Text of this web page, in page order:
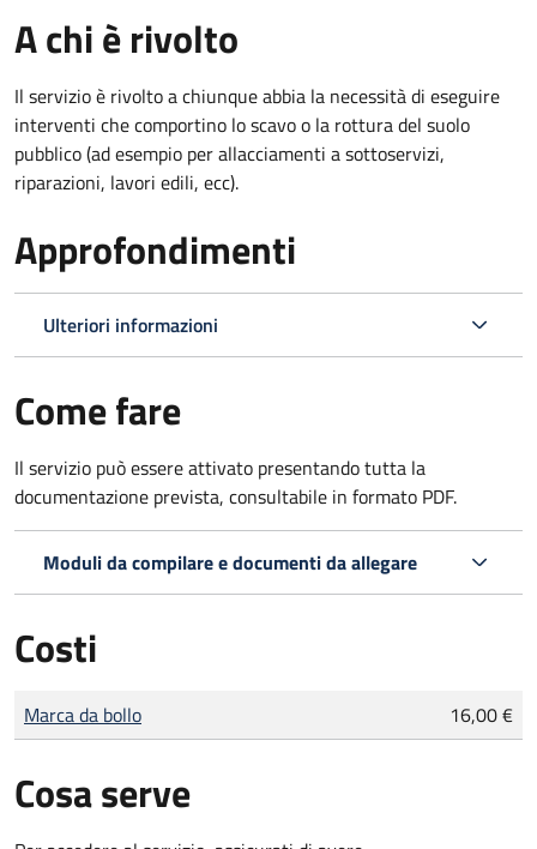
A chi è rivolto
Il servizio è rivolto a chiunque abbia la necessità di eseguire
interventi che comportino lo scavo o la rottura del suolo
pubblico (ad esempio per allacciamenti a sottoservizi,
riparazioni, lavori edili, ecc).
Approfondimenti
Ulteriori informazioni
Come fare
Il servizio può essere attivato presentando tutta la
documentazione prevista, consultabile in formato PDF.
Moduli da compilare e documenti da allegare
Costi
Tipo di pagamento
Importo
Marca da bollo 16,00 €
Cosa serve